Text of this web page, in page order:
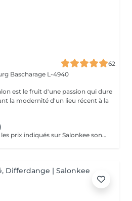
62
Bascharage L-4940
est le fruit d'une passion qui dure
la modernité d'un lieu récent à la
Veuillez prendre note que les prix indiqués sur Salonkee sont communiqués à titre informatif et s'entendent de base. Ces derniers sont susceptibles de varier selon le diagnostic réalisé à votre arrivée au salon et l'expertise du professionnel à qui vous confiez votre beauté. Dans tous les cas, un devis précis vous sera proposé et toutes réalisations de prestations seront effectuées avec votre accord. Un grand merci d'avance pour votre compréhension. Au plaisir de vous revoir très vite.